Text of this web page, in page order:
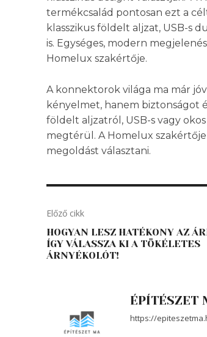
termékcsalád pontosan ezt a
klasszikus földelt aljzat, USB-s
is. Egységes, modern
Homelux szakértője.
A konnektorok világa ma már
kényelmet, hanem biztonságot
földelt aljzatról, USB-s vagy
megtérül. A Homelux
megoldást választani.
Előző cikk
HOGYAN LESZ HATÉKONY AZ
ÍGY VÁLASSZA KI A TÖKÉLETES
ÁRNYÉKOLÓT!
ÉPÍTÉSZET
https://